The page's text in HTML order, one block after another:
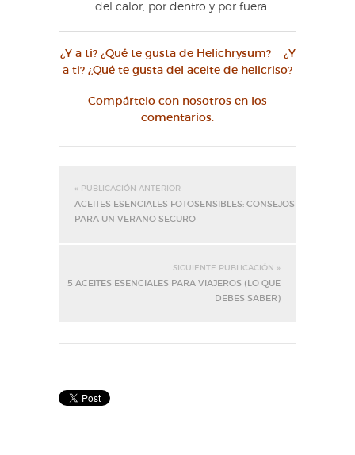
del calor, por dentro y por fuera.
¿Y a ti? ¿Qué te gusta de Helichrysum? ¿Y
a ti? ¿Qué te gusta del aceite de helicriso?
Compártelo con nosotros en los
comentarios.
« PUBLICACIÓN ANTERIOR
ACEITES ESENCIALES FOTOSENSIBLES: CONSEJOS
PARA UN VERANO SEGURO
SIGUIENTE PUBLICACIÓN »
5 ACEITES ESENCIALES PARA VIAJEROS (LO QUE
DEBES SABER)